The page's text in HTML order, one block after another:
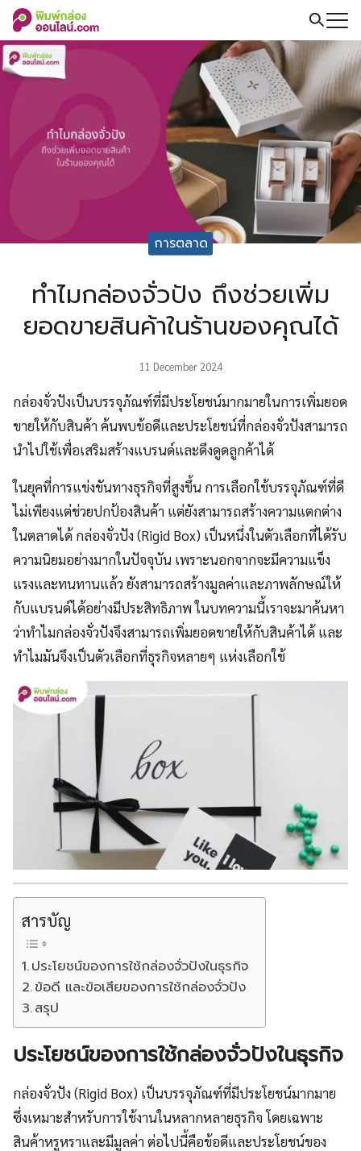
Skip
content
Search
for:
การตลาด
ทำไมกล่องจั่วปัง ถึงช่วยเพิ่ม
ยอดขายสินค้าในร้านของคุณได้
11 December 2024
กล่องจั่วปังเป็นบรรจุภัณฑ์ที่มีประโยชน์มากมายในการเพิ่มยอด
ขายให้กับสินค้า ค้นพบข้อดีและประโยชน์ที่กล่องจั่วปังสามารถ
นำไปใช้เพื่อเสริมสร้างแบรนด์และดึงดูดลูกค้าได้
ในยุคที่การแข่งขันทางธุรกิจที่สูงขึ้น การเลือกใช้บรรจุภัณฑ์ที่ดี
ไม่เพียงแต่ช่วยปกป้องสินค้า แต่ยังสามารถสร้างความแตกต่าง
ในตลาดได้ กล่องจั่วปัง (Rigid Box) เป็นหนึ่งในตัวเลือกที่ได้รับ
ความนิยมอย่างมากในปัจจุบัน เพราะนอกจากจะมีความแข็ง
แรงและทนทานแล้ว ยังสามารถสร้างมูลค่าและภาพลักษณ์ให้
กับแบรนด์ได้อย่างมีประสิทธิภาพ ในบทความนี้เราจะมาค้นหา
ว่าทำไมกล่องจั่วปังจึงสามารถเพิ่มยอดขายให้กับสินค้าได้ และ
ทำไมมันจึงเป็นตัวเลือกที่ธุรกิจหลายๆ แห่งเลือกใช้
สารบัญ
ประโยชน์ของการใช้กล่องจั่วปังในธุรกิจ
ข้อดี และข้อเสียของการใช้กล่องจั่วปัง
สรุป
ประโยชน์ของการใช้กล่องจั่วปังในธุรกิจ
กล่องจั่วปัง (Rigid Box) เป็นบรรจุภัณฑ์ที่มีประโยชน์มากมาย
ซึ่งเหมาะสำหรับการใช้งานในหลากหลายธุรกิจ โดยเฉพาะ
สินค้าหรูหราและมีมูลค่า ต่อไปนี้คือข้อดีและประโยชน์ของ